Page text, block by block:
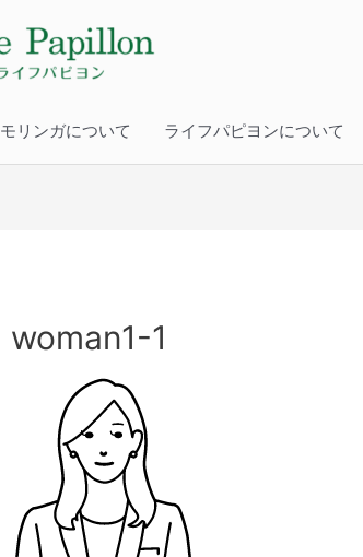
モリンガについて ライフパピヨンについて
woman1-1